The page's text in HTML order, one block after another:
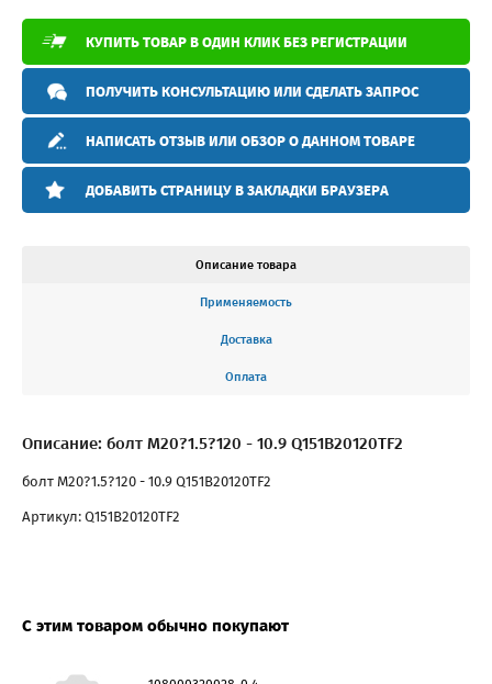
КУПИТЬ ТОВАР В ОДИН КЛИК БЕЗ РЕГИСТРАЦИИ
ПОЛУЧИТЬ КОНСУЛЬТАЦИЮ ИЛИ СДЕЛАТЬ ЗАПРОС
НАПИСАТЬ ОТЗЫВ ИЛИ ОБЗОР О ДАННОМ ТОВАРЕ
ДОБАВИТЬ СТРАНИЦУ В ЗАКЛАДКИ БРАУЗЕРА
Описание товара
Применяемость
Доставка
Оплата
Описание: болт M20?1.5?120 - 10.9 Q151B20120TF2
болт M20?1.5?120 - 10.9 Q151B20120TF2
Артикул: Q151B20120TF2
С этим товаром обычно покупают